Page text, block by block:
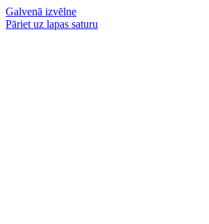
Galvenā izvēlne
Pāriet uz lapas saturu